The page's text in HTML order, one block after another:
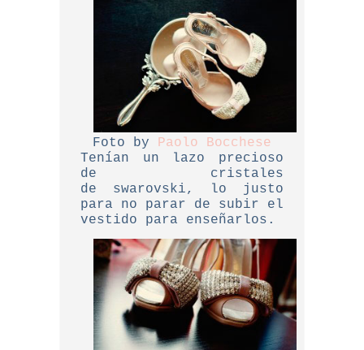
Foto by
Paolo Bocchese
Tenían un lazo precioso
de cristales
de swarovski, lo justo
para no parar de subir el
vestido para enseñarlos.